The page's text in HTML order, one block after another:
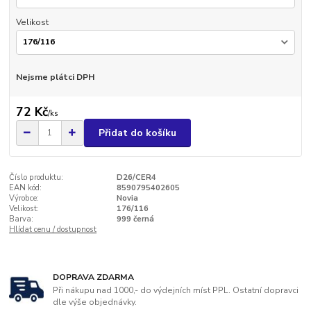
Velikost
Nejsme plátci DPH
72 Kč/ks
Přidat do košíku
Číslo produktu:
D26/CER4
EAN kód:
8590795402605
Výrobce:
Novia
Velikost:
176/116
Barva:
999 černá
Hlídat cenu / dostupnost
DOPRAVA ZDARMA
Při nákupu nad 1000,- do výdejních míst PPL. Ostatní dopravci
dle výše objednávky.